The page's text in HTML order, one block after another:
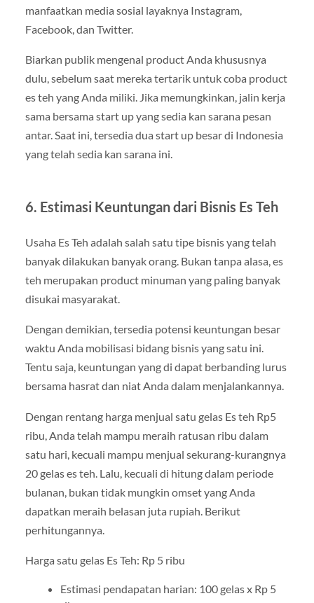
manfaatkan media sosial layaknya Instagram,
Facebook, dan Twitter.
Biarkan publik mengenal product Anda khususnya
dulu, sebelum saat mereka tertarik untuk coba product
es teh yang Anda miliki. Jika memungkinkan, jalin kerja
sama bersama start up yang sedia kan sarana pesan
antar. Saat ini, tersedia dua start up besar di Indonesia
yang telah sedia kan sarana ini.
6. Estimasi Keuntungan dari Bisnis Es Teh
Usaha Es Teh adalah salah satu tipe bisnis yang telah
banyak dilakukan banyak orang. Bukan tanpa alasa, es
teh merupakan product minuman yang paling banyak
disukai masyarakat.
Dengan demikian, tersedia potensi keuntungan besar
waktu Anda mobilisasi bidang bisnis yang satu ini.
Tentu saja, keuntungan yang di dapat berbanding lurus
bersama hasrat dan niat Anda dalam menjalankannya.
Dengan rentang harga menjual satu gelas Es teh Rp5
ribu, Anda telah mampu meraih ratusan ribu dalam
satu hari, kecuali mampu menjual sekurang-kurangnya
20 gelas es teh. Lalu, kecuali di hitung dalam periode
bulanan, bukan tidak mungkin omset yang Anda
dapatkan meraih belasan juta rupiah. Berikut
perhitungannya.
Harga satu gelas Es Teh: Rp 5 ribu
Estimasi pendapatan harian: 100 gelas x Rp 5